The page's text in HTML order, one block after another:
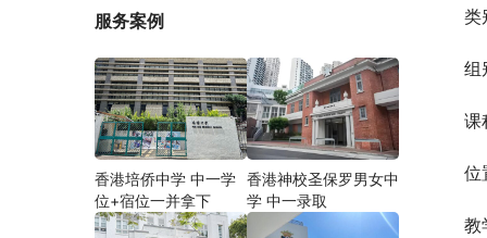
类
组
课
位
教
服务案例
香港培侨中学 中一学
位+宿位一并拿下
香港神校圣保罗男女中
学 中一录取